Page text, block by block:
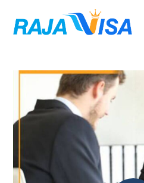
content